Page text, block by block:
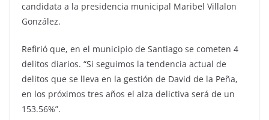
candidata a la presidencia municipal Maribel Villalon
González.
Refirió que, en el municipio de Santiago se cometen 4
delitos diarios. “Si seguimos la tendencia actual de
delitos que se lleva en la gestión de David de la Peña,
en los próximos tres años el alza delictiva será de un
153.56%”.